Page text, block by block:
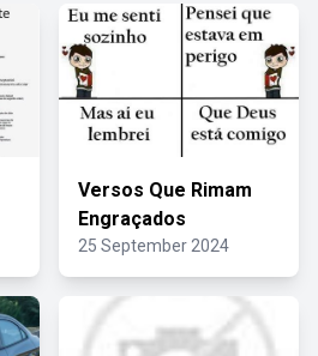
Versos Que Rimam
Engraçados
25 September 2024